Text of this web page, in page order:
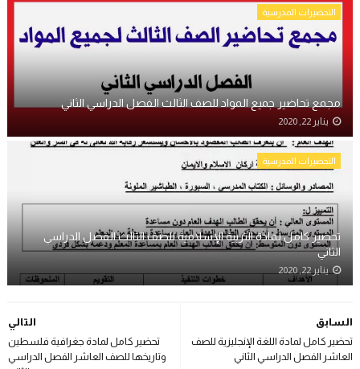
التحضيرات المدرسية
مجمع تحاضير جميع المواد للصف الثالث الفصل الدراسي الثاني
يناير 22, 2020
التحضيرات المدرسية
تحضير كامل لمادة التربية الإسلامية للصف الثالث الفصل الدراسي
الثاني
يناير 22, 2020
التالي
تحضير كامل لمادة جغرافية فلسطين
وتاريخها للصف العاشر الفصل الدراسي
السابق
تحضير كامل لمادة اللغة الإنجليزية للصف
العاشر الفصل الدراسي الثاني